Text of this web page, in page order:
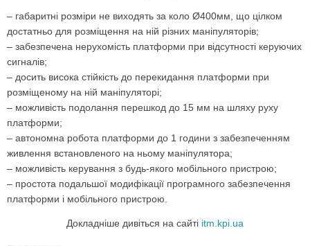
– габаритні розміри не виходять за коло Ø400мм, що цілком
достатньо для розміщення на ній різних маніпуляторів;
– забезпечена нерухомість платформи при відсутності керуючих
сигналів;
– досить висока стійкість до перекидання платформи при
розміщеному на ній маніпуляторі;
– можливість подолання перешкод до 15 мм на шляху руху
платформи;
– автономна робота платформи до 1 години з забезпеченням
живлення встановленого на ньому маніпулятора;
– можливість керування з будь-якого мобільного пристрою;
– простота подальшої модифікації програмного забезпечення
платформи і мобільного пристрою.
Докладніше дивіться на сайті itm.kpi.ua